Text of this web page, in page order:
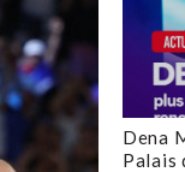
Dena
Palais